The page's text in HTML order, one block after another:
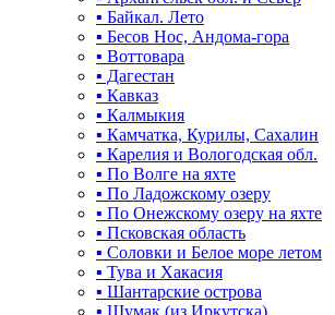
▪ Байкал. Лето
▪ Бесов Нос, Андома-гора
▪ Воттовара
▪ Дагестан
▪ Кавказ
▪ Калмыкия
▪ Камчатка, Курилы, Сахалин
▪ Карелия и Вологодская обл.
▪ По Волге на яхте
▪ По Ладожскому озеру
▪ По Онежскому озеру на яхте
▪ Псковская область
▪ Соловки и Белое море летом
▪ Тува и Хакасия
▪ Шантарские острова
▪ Шумак (из Иркутска)